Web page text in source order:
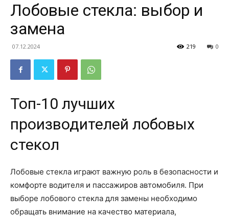
Лобовые стекла: выбор и
замена
07.12.2024 0
219
Топ-10 лучших
производителей лобовых
стекол
Лобовые стекла играют важную роль в безопасности и
комфорте водителя и пассажиров автомобиля. При
выборе лобового стекла для замены необходимо
обращать внимание на качество материала,